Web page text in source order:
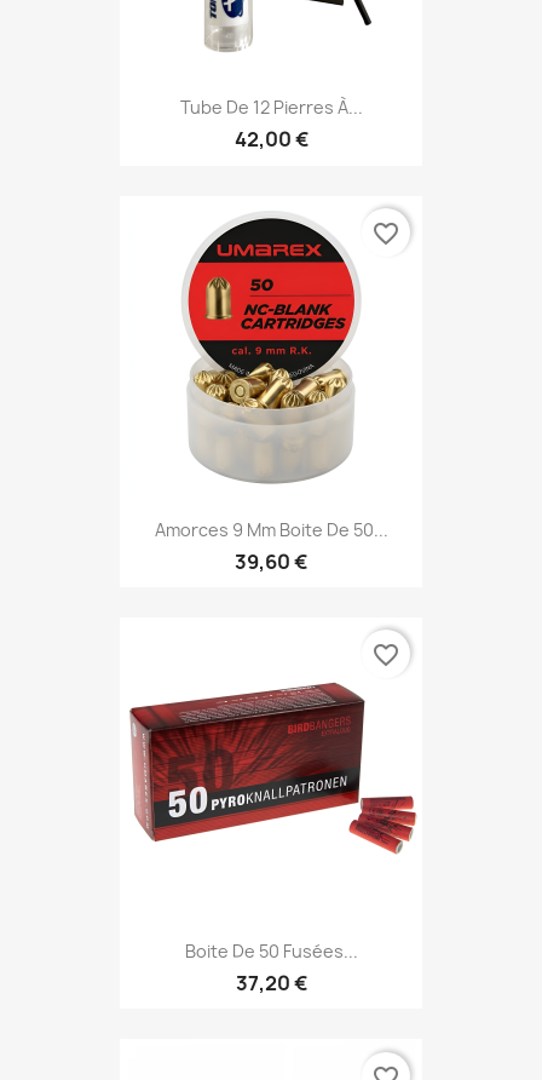
Tube De 12 Pierres À...
42,00 €
Amorces 9 Mm Boite De 50...
39,60 €
favorite_border
Boite De 50 Fusées...
37,20 €
favorite_border